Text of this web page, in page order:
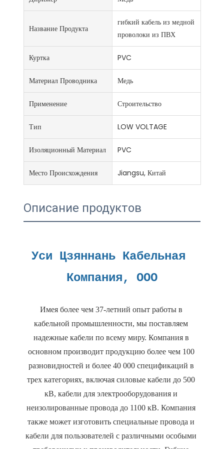
Название Продукта
гибкий кабель из медной
проволоки из ПВХ
Куртка PVC
Материал Проводника Медь
Применение Строительство
Тип LOW VOLTAGE
Изоляционный Материал PVC
Место Происхождения Jiangsu, Китай
Описание продуктов
Уси Цзяннань Кабельная
Имея более чем 37-летний опыт работы в
кабельной промышленности, мы поставляем
надежные кабели по всему миру. Компания в
основном производит продукцию более чем 100
разновидностей и более 40 000 спецификаций в
трех категориях, включая силовые кабели до 500
кВ, кабели для электрооборудования и
неизолированные провода до 1100 кВ. Компания
также может изготовить специальные провода и
кабели для пользователей с различными особыми